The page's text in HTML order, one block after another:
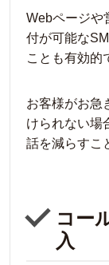
Webページや
付が可能な
ことも有効的
お客様がお急
けられない場
話を減らすこ
コー
入